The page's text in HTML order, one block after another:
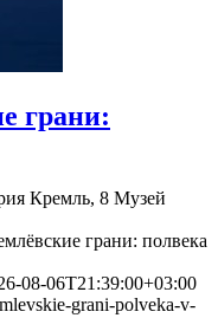
грани:
Кремль, 8 Музей
грани: полвека
08-06T21:39:00+03:00
grani-polveka-v-